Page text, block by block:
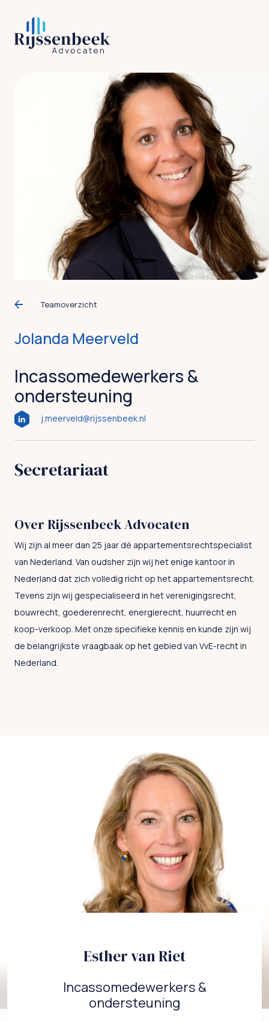
Teamoverzicht
Jolanda Meerveld
Incassomedewerkers &
ondersteuning
j.meerveld@rijssenbeek.nl
Secretariaat
Over Rijssenbeek Advocaten
Wij zijn al meer dan 25 jaar dé appartementsrechtspecialist
van Nederland. Van oudsher zijn wij het enige kantoor in
Nederland dat zich volledig richt op het appartementsrecht.
Tevens zijn wij gespecialiseerd in het verenigingsrecht,
bouwrecht, goederenrecht, energierecht, huurrecht en
koop-verkoop. Met onze specifieke kennis en kunde zijn wij
de belangrijkste vraagbaak op het gebied van VvE-recht in
Nederland.
Esther van Riet
Incassomedewerkers &
ondersteuning